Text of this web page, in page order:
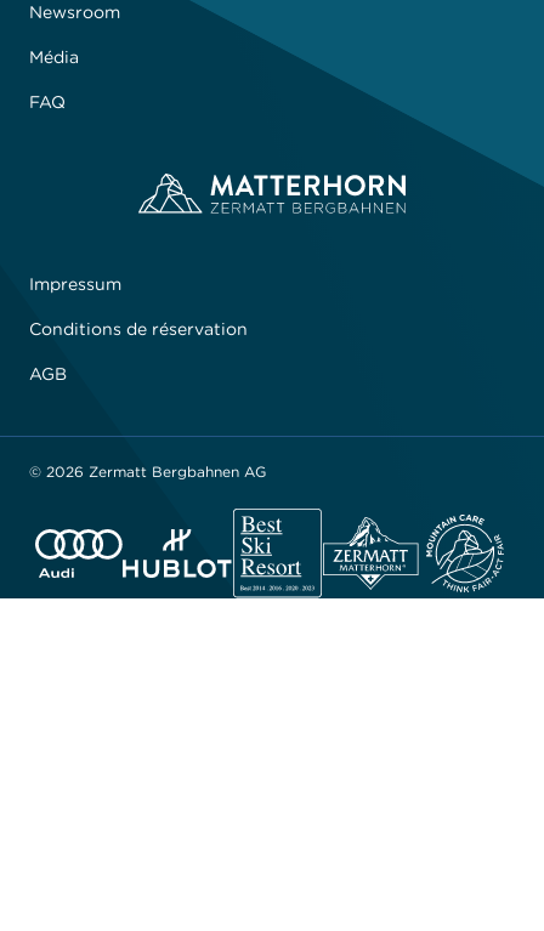
Newsroom
Média
FAQ
Impressum
Conditions de réservation
AGB
© 2026 Zermatt Bergbahnen AG